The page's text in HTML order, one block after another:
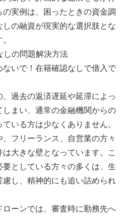
実例は、困ったときの資金調
の融資が現実的な選択肢とな
しの問題解決方法
いで！在籍確認なしで借入で
過去の返済遅延や延滞によっ
まい、通常の金融機関からの
いる方は少なくありません。
フリーランス、自営業の方々
大きな壁となっています。こ
としている方々の多くは、生
し、精神的にも追い詰められ
ーンでは、審査時に勤務先へ